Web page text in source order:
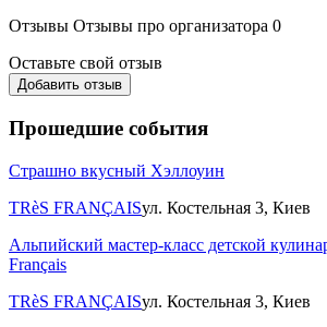
Отзывы Отзывы про организатора 0
Оставьте свой отзыв
Добавить отзыв
Прошедшие события
Страшно вкусный Хэллоуин
TRèS FRANÇAISул. Костельная 3, Киев
Альпийский мастер-класс детской
Français
TRèS FRANÇAISул. Костельная 3, Киев